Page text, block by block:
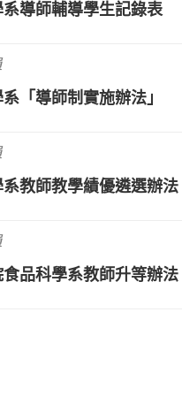
導師輔導學生記錄表
「導師制實施辦法」
教師教學績優遴選辦法
品科學系教師升等辦法